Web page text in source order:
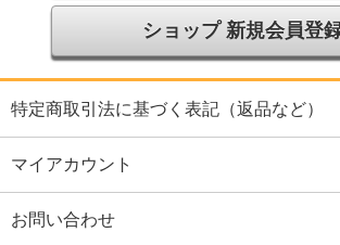
ショップ 新規会員登
特定商取引法に基づく表記（返品など）
マイアカウント
お問い合わせ